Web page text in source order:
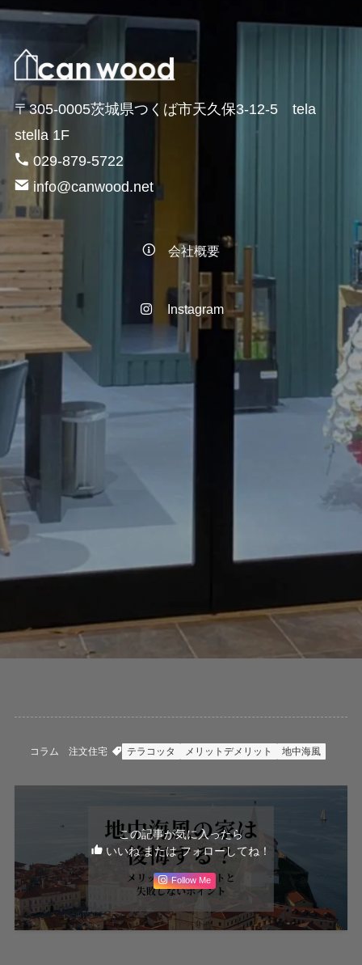
〒305-0005茨城県つくば市天久保3-12-5 tela
stella 1F
029-879-5722
info@canwood.net
会社概要
Instagram
コラム 注文住宅 テラコッタ メリットデメリット 地中海風
この記事が気に入ったら
いいね または フォローしてね！
Follow Me